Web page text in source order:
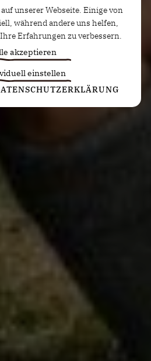
unserer Webseite. Einige von
während andere uns helfen,
Erfahrungen zu verbessern.
akzeptieren
einstellen
anonyme Statistiken. Diese
um personalisierte
Sie tun dies, indem sie
hinweg verfolgen.
Zugriff auf externe Inhalte
mehr.